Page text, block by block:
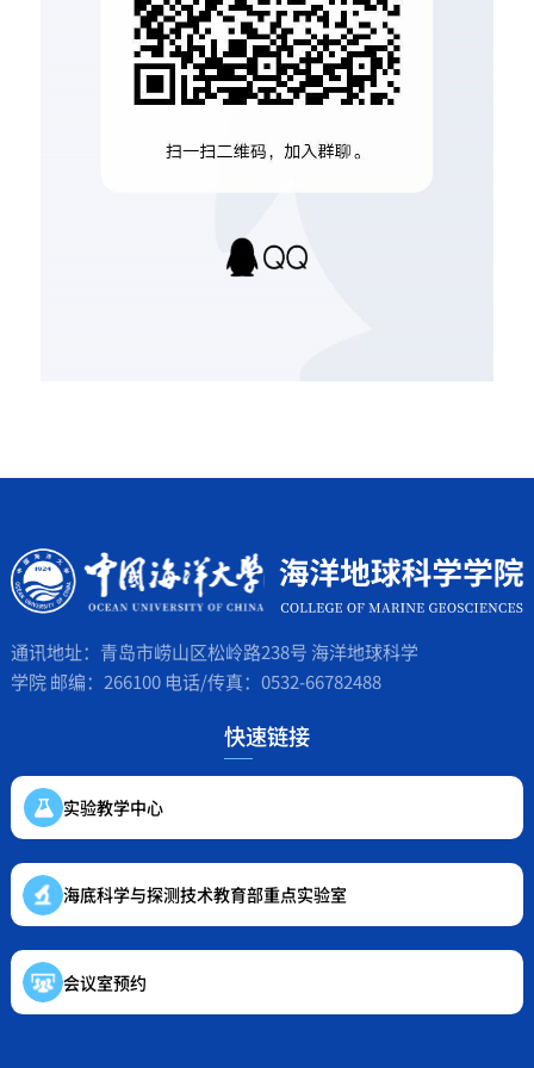
通讯地址：青岛市崂山区松岭路238号 海洋地球科学
学院 邮编：266100 电话/传真：0532-66782488
快速链接
实验教学中心
海底科学与探测技术教育部重点实验室
会议室预约